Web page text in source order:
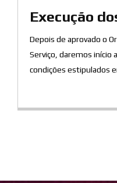
Execução
Depois de aprovado o
Serviço, daremos início
condições estipulados